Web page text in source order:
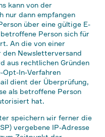
kann von der
nur dann empfangen
über eine gültige E-
Person sich für
An die von einer
Newsletterversand
aus rechtlichen Gründen
Opt-In-Verfahren
dient der Überprüfung,
als betroffene Person
hat.
speichern wir ferner die
vergebene IP-Adresse